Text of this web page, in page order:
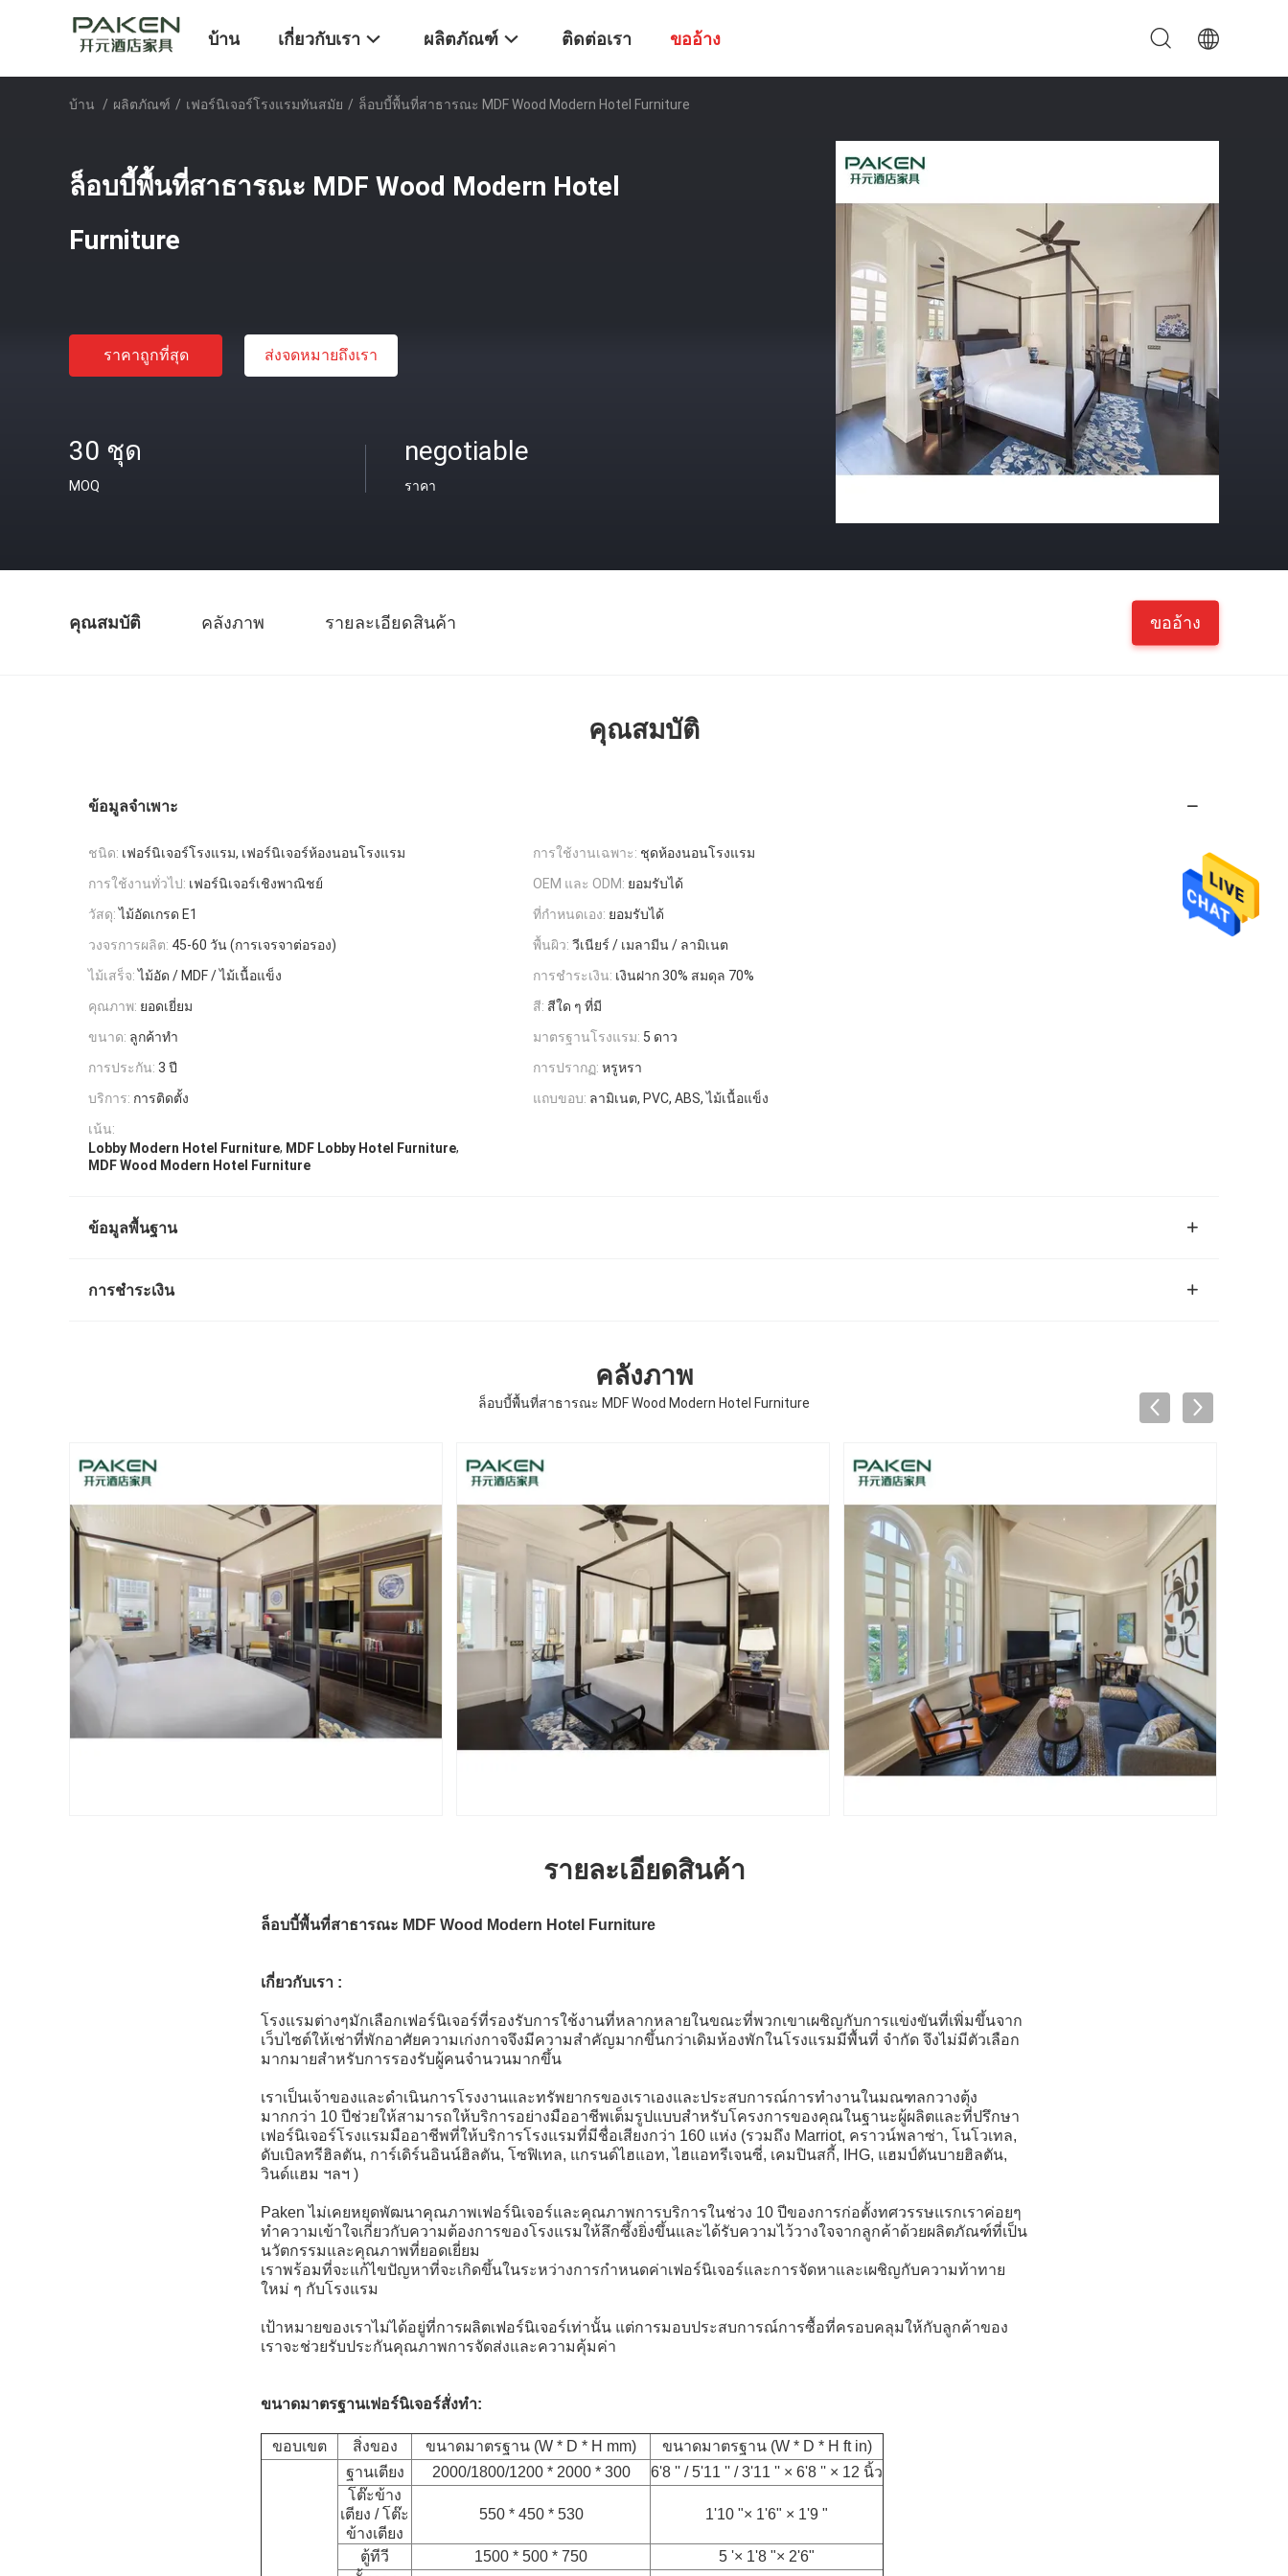
บ้าน เกี่ยวกับเรา ผลิตภัณฑ์ ติดต่อเรา ขออ้าง
บ้าน / ผลิตภัณฑ์ / เฟอร์นิเจอร์โรงแรมทันสมัย / ล็อบบี้พื้นที่สาธารณะ MDF Wood Modern Hotel Furniture
ล็อบบี้พื้นที่สาธารณะ MDF Wood Modern Hotel
Furniture
ราคาถูกที่สุด ส่งจดหมายถึงเรา
30 ชุด
MOQ
negotiable
ราคา
คุณสมบัติ คลังภาพ รายละเอียดสินค้า ขออ้าง
คุณสมบัติ
ข้อมูลจำเพาะ
ชนิด: เฟอร์นิเจอร์โรงแรม, เฟอร์นิเจอร์ห้องนอนโรงแรม การใช้งานเฉพาะ: ชุดห้องนอนโรงแรม
การใช้งานทั่วไป: เฟอร์นิเจอร์เชิงพาณิชย์ OEM และ ODM: ยอมรับได้
วัสดุ: ไม้อัดเกรด E1 ที่กำหนดเอง: ยอมรับได้
วงจรการผลิต: 45-60 วัน (การเจรจาต่อรอง) พื้นผิว: วีเนียร์ / เมลามีน / ลามิเนต
ไม้เสร็จ: ไม้อัด / MDF / ไม้เนื้อแข็ง การชำระเงิน: เงินฝาก 30% สมดุล 70%
คุณภาพ: ยอดเยี่ยม สี: สีใด ๆ ที่มี
ขนาด: ลูกค้าทำ มาตรฐานโรงแรม: 5 ดาว
การประกัน: 3 ปี การปรากฏ: หรูหรา
บริการ: การติดตั้ง แถบขอบ: ลามิเนต, PVC, ABS, ไม้เนื้อแข็ง
เน้น:
Lobby Modern Hotel Furniture, MDF Lobby Hotel Furniture,
MDF Wood Modern Hotel Furniture
ข้อมูลพื้นฐาน
การชำระเงิน
คลังภาพ
ล็อบบี้พื้นที่สาธารณะ MDF Wood Modern Hotel Furniture
รายละเอียดสินค้า
ล็อบบี้พื้นที่สาธารณะ MDF Wood Modern Hotel Furniture
เกี่ยวกับเรา :
โรงแรมต่างๆมักเลือกเฟอร์นิเจอร์ที่รองรับการใช้งานที่หลากหลายในขณะที่พวกเขาเผชิญกับการแข่งขันที่เพิ่มขึ้นจาก
เว็บไซต์ให้เช่าที่พักอาศัยความเก่งกาจจึงมีความสำคัญมากขึ้นกว่าเดิมห้องพักในโรงแรมมีพื้นที่ จำกัด จึงไม่มีตัวเลือก
มากมายสำหรับการรองรับผู้คนจำนวนมากขึ้น
เราเป็นเจ้าของและดำเนินการโรงงานและทรัพยากรของเราเองและประสบการณ์การทำงานในมณฑลกวางตุ้ง
มากกว่า 10 ปีช่วยให้สามารถให้บริการอย่างมืออาชีพเต็มรูปแบบสำหรับโครงการของคุณในฐานะผู้ผลิตและที่ปรึกษา
เฟอร์นิเจอร์โรงแรมมืออาชีพที่ให้บริการโรงแรมที่มีชื่อเสียงกว่า 160 แห่ง (รวมถึง Marriot, คราวน์พลาซ่า, โนโวเทล,
ดับเบิลทรีฮิลตัน, การ์เดิร์นอินน์ฮิลตัน, โซฟิเทล, แกรนด์ไฮแอท, ไฮแอทรีเจนซี่, เคมปินสกี้, IHG, แฮมป์ตันบายฮิลตัน,
วินด์แฮม ฯลฯ )
Paken ไม่เคยหยุดพัฒนาคุณภาพเฟอร์นิเจอร์และคุณภาพการบริการในช่วง 10 ปีของการก่อตั้งทศวรรษแรกเราค่อยๆ
ทำความเข้าใจเกี่ยวกับความต้องการของโรงแรมให้ลึกซึ้งยิ่งขึ้นและได้รับความไว้วางใจจากลูกค้าด้วยผลิตภัณฑ์ที่เป็น
นวัตกรรมและคุณภาพที่ยอดเยี่ยม
เราพร้อมที่จะแก้ไขปัญหาที่จะเกิดขึ้นในระหว่างการกำหนดค่าเฟอร์นิเจอร์และการจัดหาและเผชิญกับความท้าทาย
ใหม่ ๆ กับโรงแรม
เป้าหมายของเราไม่ได้อยู่ที่การผลิตเฟอร์นิเจอร์เท่านั้น แต่การมอบประสบการณ์การซื้อที่ครอบคลุมให้กับลูกค้าของ
เราจะช่วยรับประกันคุณภาพการจัดส่งและความคุ้มค่า
ขนาดมาตรฐานเฟอร์นิเจอร์สั่งทำ:
ขอบเขต สิ่งของ ขนาดมาตรฐาน (W * D * H mm) ขนาดมาตรฐาน (W * D * H ft in)
ฐานเตียง 2000/1800/1200 * 2000 * 300
6'8 '' / 5'11 '' / 3'11 '' × 6'8 '' × 12 นิ้ว
โต๊ะข้าง
เตียง / โต๊ะ
ข้างเตียง
550 * 450 * 530 1'10 "× 1'6" × 1'9 "
ตู้ทีวี 1500 * 500 * 750
5 '× 1'8 "× 2'6"